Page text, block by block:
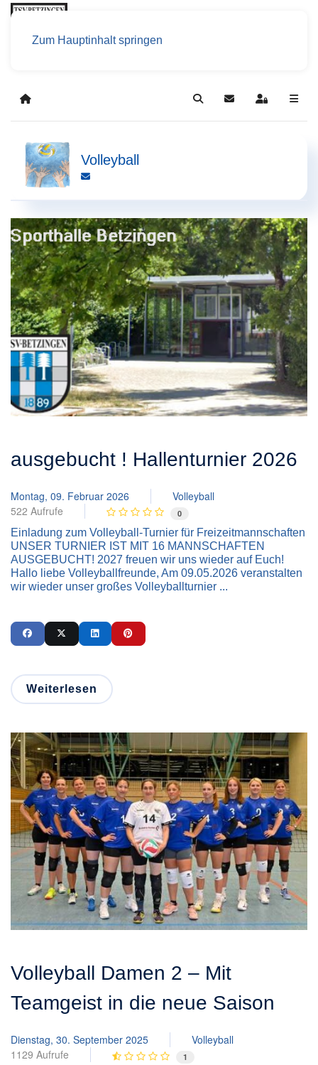
Zum Hauptinhalt springen
Home SearchUpdatesSign In
Volleyball
ausgebucht ! Hallenturnier 2026
Montag, 09. Februar 2026
Volleyball
522 Aufrufe
0
Einladung zum Volleyball-Turnier für Freizeitmannschaften
UNSER TURNIER IST MIT 16 MANNSCHAFTEN
AUSGEBUCHT! 2027 freuen wir uns wieder auf Euch!
Hallo liebe Volleyballfreunde, Am 09.05.2026 veranstalten
wir wieder unser großes Volleyballturnier ...
Weiterlesen
Volleyball Damen 2 – Mit
Teamgeist in die neue Saison
Dienstag, 30. September 2025
Volleyball
1129 Aufrufe
1